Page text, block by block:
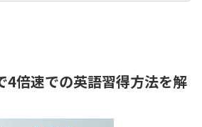
4倍速での英語習得方法を解